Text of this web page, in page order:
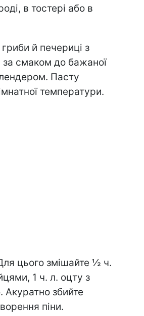
в тостері або в
й печериці з
за смаком до бажаної
Пасту
температури.
цього змішайте ½ ч.
1 ч. л. оцту з
Акуратно збийте
піни.